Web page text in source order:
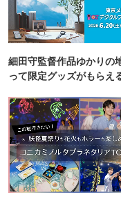
細田守監督作品ゆかりの
って限定グッズがもらえ